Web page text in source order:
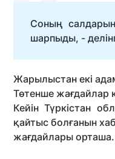
Соның
шарпыды, -
Жарылыстан екі
Төтенше жағдайлар
Кейін Түркістан
қайтыс болғанын
жағдайлары